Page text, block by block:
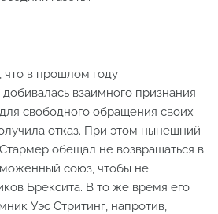
что в прошлом году
взаимного признания
свободного обращения своих
отказ. При этом нынешний
обещал не возвращаться в
союз, чтобы не
Брексита. В то же время его
Уэс Стритинг, напротив,